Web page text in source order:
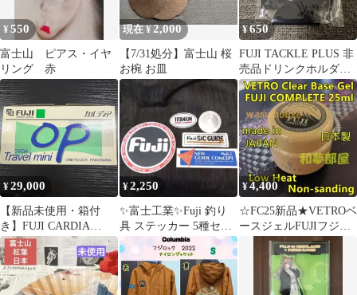
¥550
富士山 ピアス・イヤ
リング 赤
現在 ¥2,000
【7/31処分】富士山 桜
お椀 お皿
¥650
FUJI TACKLE PLUS 非
売品ドリンクホルダ
ー フィッシングショ
ー大阪
¥29,000
【新品未使用・箱付
き】FUJI CARDIA
Travel mini OP フィルム
カメラ
¥2,250
✨富士工業✨Fuji 釣り
具 ステッカー 5種セッ
¥4,400
☆FC25新品★VETROベ
ースジェルFUJIフジコ
ンプリート25ml☆